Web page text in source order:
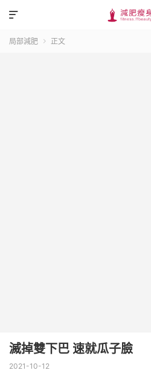

局部減肥  正文
滅掉雙下巴 速就瓜子臉
2021-10-12